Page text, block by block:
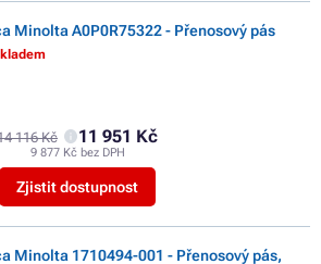
Minolta A0P0R75322 - Přenosový pás
116 Kč 11 951 Kč
9 877 Kč bez DPH
Zjistit dostupnost
Minolta 1710494-001 - Přenosový pás,